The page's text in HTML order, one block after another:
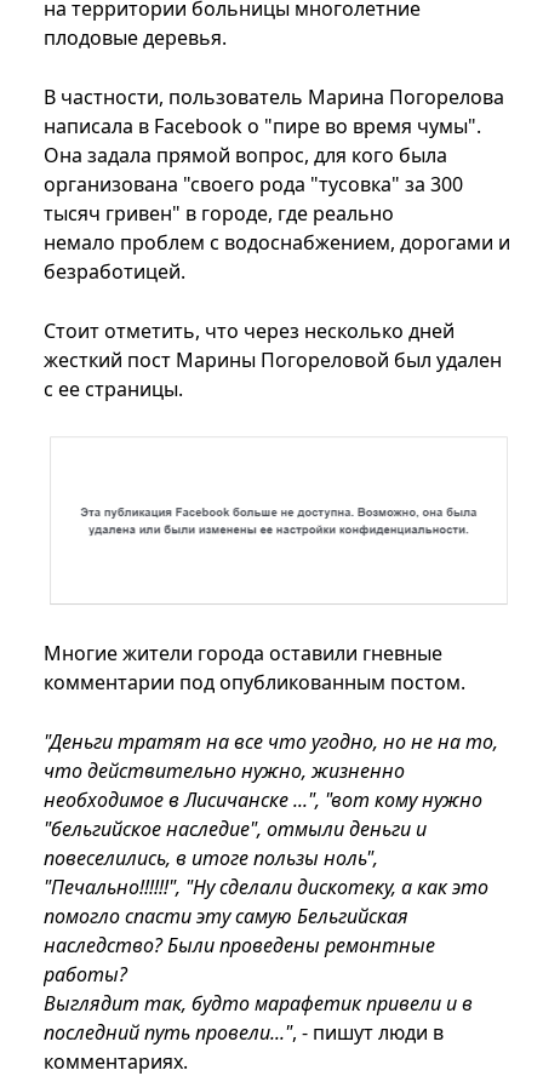
на территории больницы многолетние
плодовые деревья.
В частности, пользователь Марина Погорелова
написала в Facebook о "пире во время чумы".
Она задала прямой вопрос, для кого была
организована "своего рода "тусовка" за 300
тысяч гривен" в городе, где реально
немало проблем с водоснабжением, дорогами и
безработицей.
Стоит отметить, что через несколько дней
жесткий пост Марины Погореловой был удален
с ее страницы.
Многие жители города оставили гневные
комментарии под опубликованным постом.
"Деньги тратят на все что угодно, но не на то,
что действительно нужно, жизненно
необходимое в Лисичанске ...", "вот кому нужно
"бельгийское наследие", отмыли деньги и
повеселились, в итоге пользы ноль",
"Печально!!!!!!", "Ну сделали дискотеку, а как это
помогло спасти эту самую Бельгийская
наследство? Были проведены ремонтные
работы?
Выглядит так, будто марафетик привели и в
последний путь провели...", - пишут люди в
комментариях.